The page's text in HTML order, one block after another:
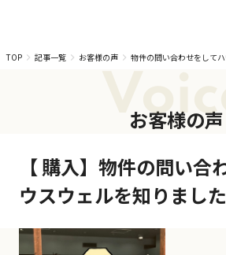
TOP
記事一覧 お客様の声 物件の問い合わせをして
Voice
お客様の声
【 購入】物件の問い合
ウスウェルを知りました